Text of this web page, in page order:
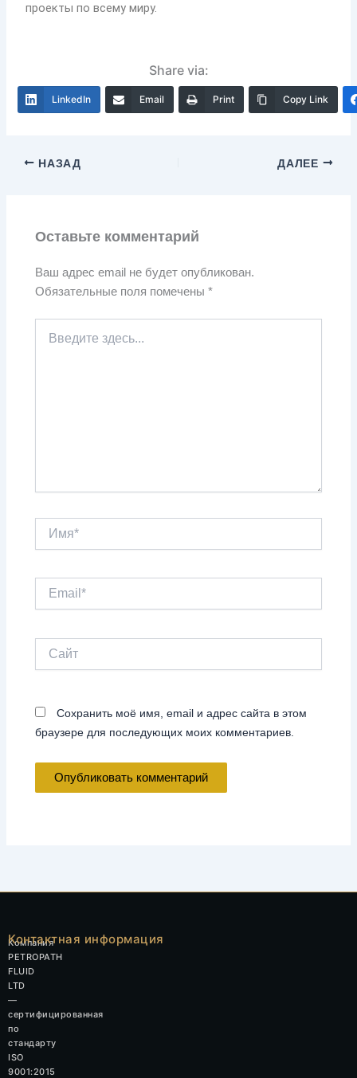
проекты по всему миру.
Share via:
LinkedIn Email Print Copy Link
НАЗАД ДАЛЕЕ
Оставьте комментарий
Ваш адрес email не будет опубликован.
Обязательные поля помечены*
здесь...
Email*
Сохранить моё имя, email и адрес сайта в этом
браузере для последующих моих комментариев.
Компания
PETROPATH
FLUID
LTD
—
сертифицированная
по
стандарту
ISO
9001:2015
Контактная информация